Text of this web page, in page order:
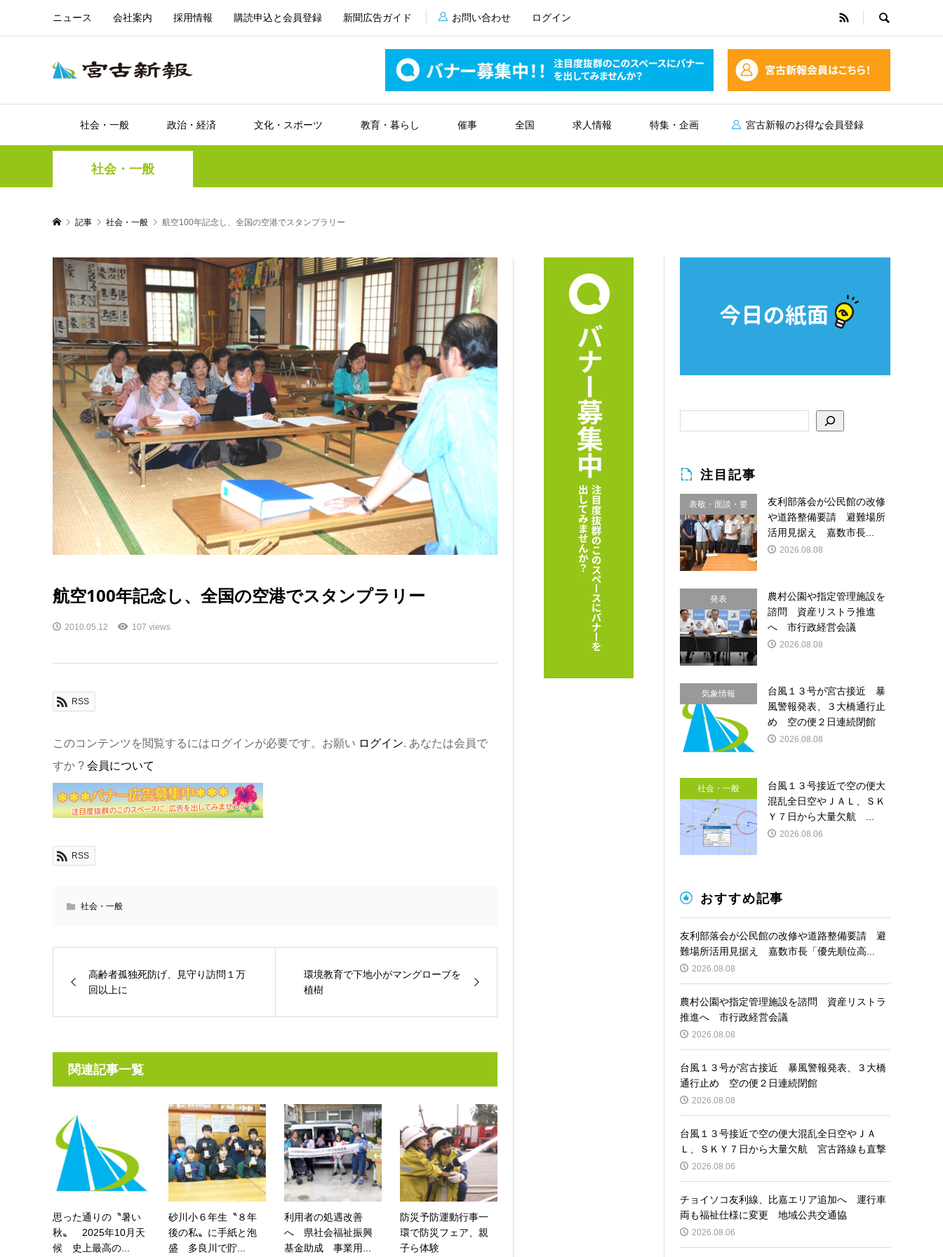
ニュース 会社案内 採用情報 購読申込と会員登録 新聞広告ガイド お問い合わせ ログイン
社会・一般 政治・経済 文化・スポーツ 教育・暮らし 催事 全国 求人情報 特集・企画 宮古新報のお得な会員登録
社会・一般
記事 社会・一般 航空100年記念し、全国の空港でスタンプラリー
航空100年記念し、全国の空港でスタンプラリー
2010.05.12 107 views
RSS
このコンテンツを閲覧するにはログインが必要です。お願い ログイン. あなたは会員で
すか ? 会員について
RSS
社会・一般
高齢者孤独死防げ、見守り訪問１万
回以上に
環境教育で下地小がマングローブを
植樹
関連記事一覧
思った通りの〝暑い
秋〟 2025年10月天
候 史上最高の...
砂川小６年生〝８年
後の私〟に手紙と泡
盛 多良川で貯...
利用者の処遇改善
へ 県社会福祉振興
基金助成 事業用...
防災予防運動行事一
環で防災フェア、親
子ら体験
注目記事
表敬・面談・要
請
友利部落会が公民館の改修
や道路整備要請 避難場所
活用見据え 嘉数市長...
2026.08.08
発表
農村公園や指定管理施設を
諮問 資産リストラ推進
へ 市行政経営会議
2026.08.08
気象情報
台風１３号が宮古接近 暴
風警報発表、３大橋通行止
め 空の便２日連続閉館
2026.08.08
社会・一般
台風１３号接近で空の便大
混乱全日空やＪＡＬ、ＳＫ
Ｙ７日から大量欠航 ...
2026.08.06
おすすめ記事
友利部落会が公民館の改修や道路整備要請 避
難場所活用見据え 嘉数市長「優先順位高...
2026.08.08
農村公園や指定管理施設を諮問 資産リストラ
推進へ 市行政経営会議
2026.08.08
台風１３号が宮古接近 暴風警報発表、３大橋
通行止め 空の便２日連続閉館
2026.08.08
台風１３号接近で空の便大混乱全日空やＪＡ
Ｌ、ＳＫＹ７日から大量欠航 宮古路線も直撃
2026.08.06
チョイソコ友利線、比嘉エリア追加へ 運行車
両も福祉仕様に変更 地域公共交通協
2026.08.06